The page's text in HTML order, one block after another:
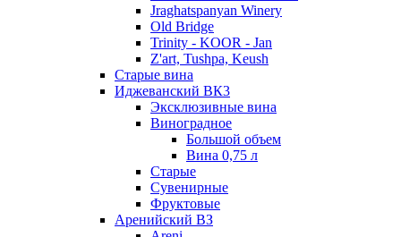
Jraghatspanyan Winery
Old Bridge
Trinity - KOOR - Jan
Z'art, Tushpa, Keush
Старые вина
Иджеванский ВК3
Эксклюзивные вина
Виноградное
Большой объем
Вина 0,75 л
Старые
Сувенирные
Фруктовые
Аренийский ВЗ